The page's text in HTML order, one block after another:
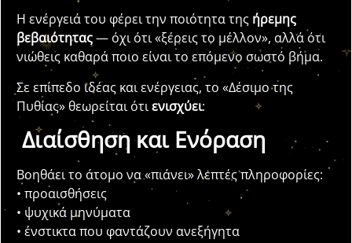
Η ενέργειά του φέρει την ποιότητα της ήρεμης
βεβαιότητας— όχι ότι «ξέρεις το μέλλον», αλλά ότι
νιώθεις καθαρά ποιο είναι το επόμενο σωστό βήμα.
Σε επίπεδο ιδέας και ενέργειας, το «Δέσιμο της
Πυθίας» θεωρείται ότιενισχύει:
Διαίσθηση και Ενόραση
Βοηθάει το άτομο να «πιάνει» λεπτές πληροφορίες:
• προαισθήσεις
• ψυχικά μηνύματα
• ένστικτα που φαντάζουν ανεξήγητα